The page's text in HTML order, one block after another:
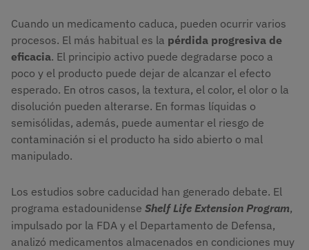
Cuando un medicamento caduca, pueden ocurrir varios
procesos. El más habitual es la pérdida progresiva de
eficacia. El principio activo puede degradarse poco a
poco y el producto puede dejar de alcanzar el efecto
esperado. En otros casos, la textura, el color, el olor o la
disolución pueden alterarse. En formas líquidas o
semisólidas, además, puede aumentar el riesgo de
contaminación si el producto ha sido abierto o mal
manipulado.
Los estudios sobre caducidad han generado debate. El
programa estadounidense Shelf Life Extension Program,
impulsado por la FDA y el Departamento de Defensa,
analizó medicamentos almacenados en condiciones muy